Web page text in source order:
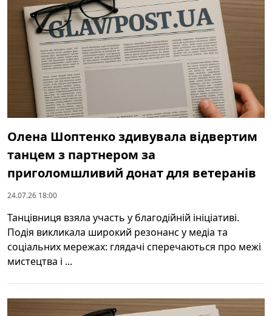
Олена Шоптенко здивувала відвертим
танцем з партнером за
приголомшливий донат для ветеранів
24.07.26 18:00
Танцівниця взяла участь у благодійній ініціативі.
Подія викликала широкий резонанс у медіа та
соціальних мережах: глядачі сперечаються про межі
мистецтва і ...